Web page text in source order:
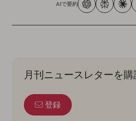
AIで要約
月刊ニュースレターを購
登録